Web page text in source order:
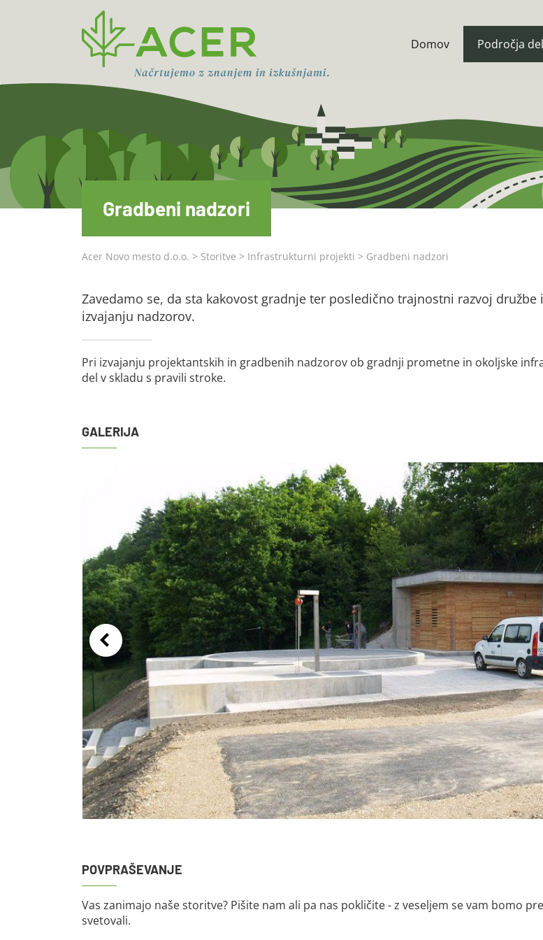
Domov Področja
Gradbeni nadzori
Acer Novo mesto d.o.o. > Storitve > Infrastrukturni projekti > Gradbeni nadzori
Zavedamo se, da sta kakovost gradnje ter posledično trajnostni razvoj
izvajanju nadzorov.
Pri izvajanju projektantskih in gradbenih nadzorov ob gradnji prometne in okoljske
del v skladu s pravili stroke.
GALERIJA
POVPRAŠEVANJE
Vas zanimajo naše storitve? Pišite nam ali pa nas pokličite - z veseljem se vam bomo
svetovali.